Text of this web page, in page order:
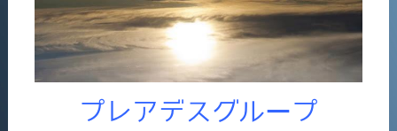
プレアデスグループ